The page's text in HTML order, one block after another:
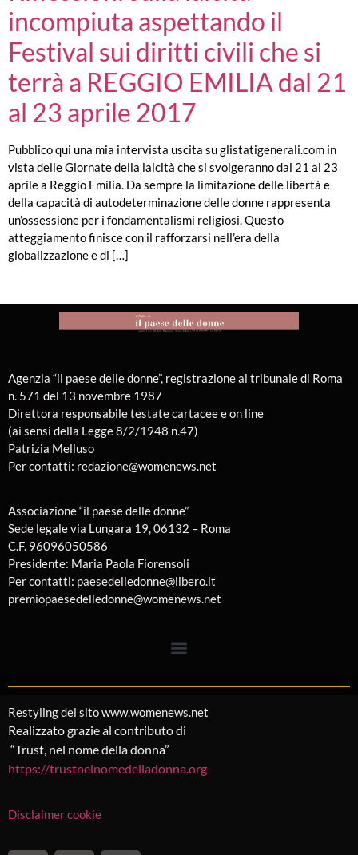
incompiuta aspettando il
Festival sui diritti civili che si
terrà a REGGIO EMILIA dal 21
al 23 aprile 2017
Pubblico qui una mia intervista uscita su glistatigenerali.com in
vista delle Giornate della laicità che si svolgeranno dal 21 al 23
aprile a Reggio Emilia. Da sempre la limitazione delle libertà e
della capacità di autodeterminazione delle donne rappresenta
un’ossessione per i fondamentalismi religiosi. Questo
atteggiamento finisce con il rafforzarsi nell’era della
globalizzazione e di […]
Agenzia “il paese delle donne”, registrazione al tribunale di Roma
n. 571 del 13 novembre 1987
Direttora responsabile testate cartacee e on line
(ai sensi della Legge 8/2/1948 n.47)
Patrizia Melluso
Per contatti: redazione@womenews.net
Associazione “il paese delle donne”
Sede legale via Lungara 19, 06132 – Roma
C.F. 96096050586
Presidente: Maria Paola Fiorensoli
Per contatti: paesedelledonne@libero.it
premiopaesedelledonne@womenews.net
Restyling del sito www.womenews.net
Realizzato grazie al contributo di
“Trust, nel nome della donna”
https://trustnelnomedelladonna.org
Disclaimer cookie